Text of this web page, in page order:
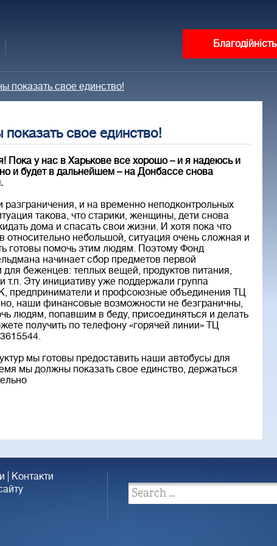
Благодійність
показать свое единство!
свое единство!
Пока у нас в Харькове все хорошо – и я надеюсь и
и будет в дальнейшем – на Донбассе снова
разграничения, и на временно неподконтрольных
такова, что старики, женщины, дети снова
дома и спасать свои жизни. И хотя пока что
относительно небольшой, ситуация очень сложная и
готовы помочь этим людям. Поэтому Фонд
начинает сбор предметов первой
для беженцев: теплых вещей, продуктов питания,
т.п. Эту инициативу уже поддержали группа
предприниматели и профсоюзные объединения ТЦ
наши финансовые возможности не безграничны,
людям, попавшим в беду, присоединяться и делать
получить по телефону «горячей линии» ТЦ
мы готовы предоставить наши автобусы для
мы должны показать свое единство, держаться
Контакти